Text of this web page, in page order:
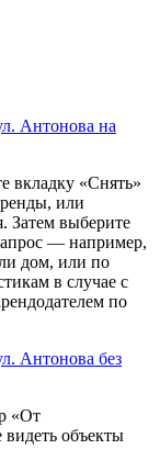
Антонова на
вкладку «Снять»
или
Затем выберите
— например,
дом, или по
в случае с
по
Антонова без
«От
видеть объекты